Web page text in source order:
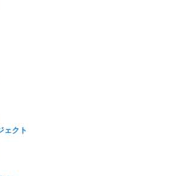
ェクト